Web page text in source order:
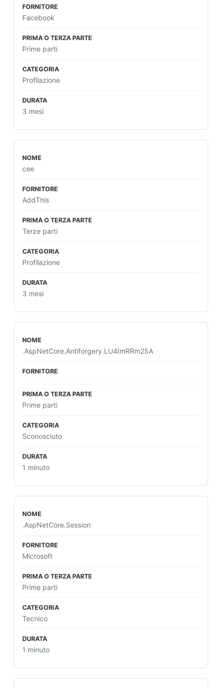
Facebook
Prime parti
Profilazione
3 mesi
cee
AddThis
Terze parti
Profilazione
3 mesi
.AspNetCore.Antiforgery.LU4ImRRm25A
Prime parti
Sconosciuto
1 minuto
.AspNetCore.Session
Microsoft
Prime parti
Tecnico
1 minuto